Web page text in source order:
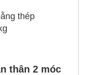
thép
thân 2 móc